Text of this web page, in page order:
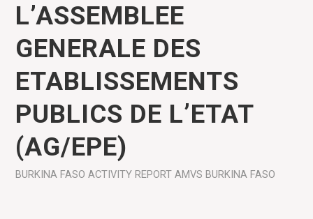
L’ASSEMBLEE
GENERALE DES
ETABLISSEMENTS
PUBLICS DE L’ETAT
(AG/EPE)
BURKINA FASO ACTIVITY REPORT AMVS BURKINA FASO